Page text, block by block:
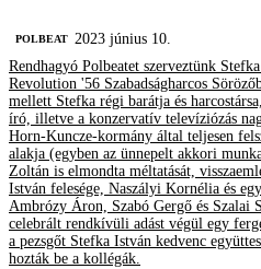
‎POLBEAT 2023 június 10.
Rendhagyó Polbeatet szerveztünk
Revolution '56 Szabadságharcos
mellett Stefka régi barátja és
író, illetve a konzervatív televíziózás
Horn-Kuncze-kormány által teljesen
alakja (egyben az ünnepelt akkori
Zoltán is elmondta méltatását,
István felesége, Naszályi Kornélia és
Ambrózy Áron, Szabó Gergő és Szalai
celebrált rendkívüli adást végül egy
a pezsgőt Stefka István kedvenc
hozták be a kollégák.